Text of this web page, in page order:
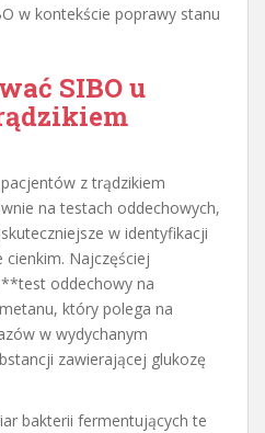
w kontekście poprawy stanu
SIBO u
z trądzikiem
na testach oddechowych,
w identyfikacji
Najczęściej
oddechowy na
który polega na
w wydychanym
zawierającej glukozę
bakterii fermentujących te